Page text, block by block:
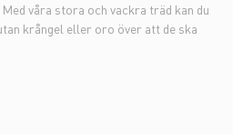
våra stora och vackra träd kan du
krångel eller oro över att de ska